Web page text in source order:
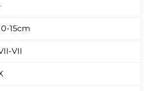
15cm
VII